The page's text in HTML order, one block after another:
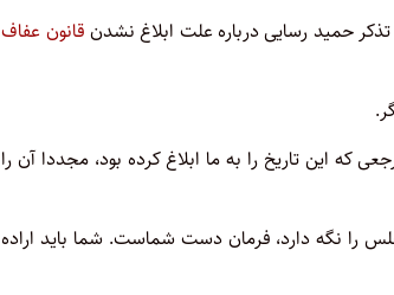
حمید رسایی درباره علت ابلاغ نشدن قانون عفاف
که این تاریخ را به ما ابلاغ کرده بود، مجددا آن را
را نگه دارد، فرمان دست شماست. شما باید اراده